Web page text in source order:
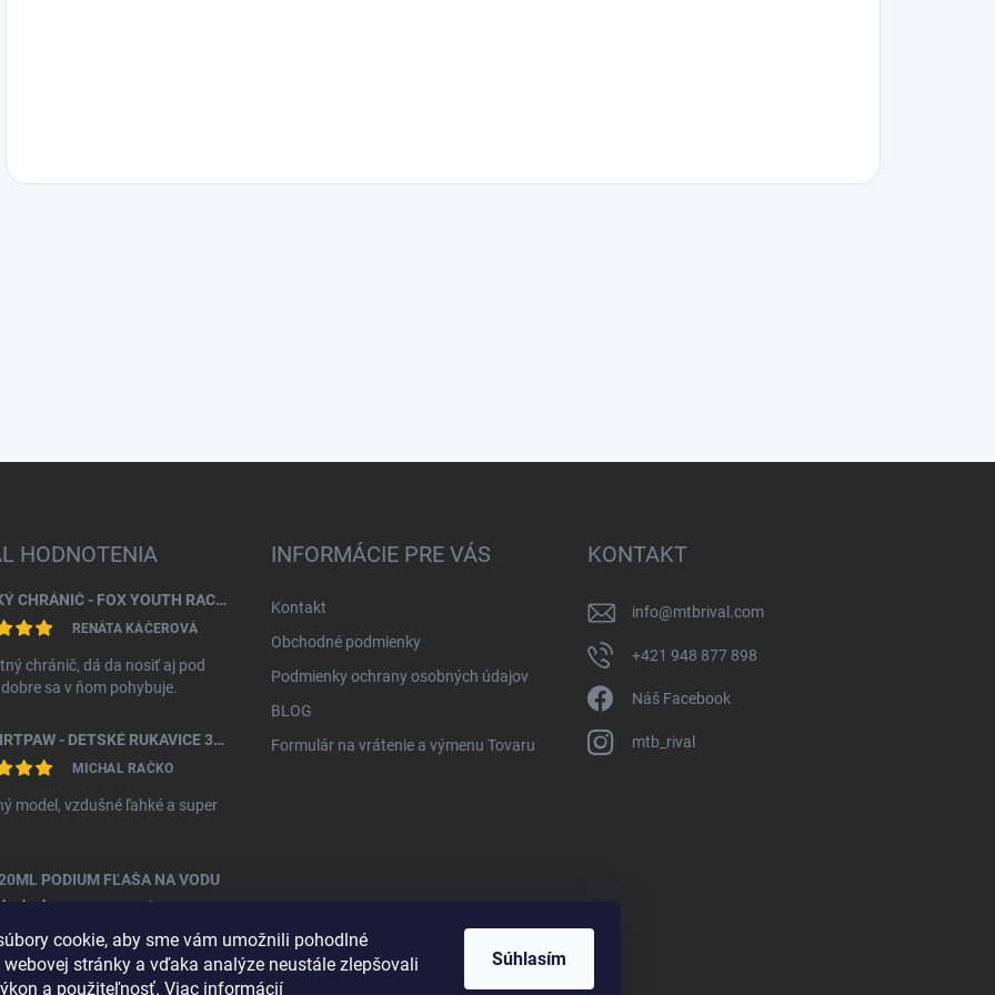
cookie, aby sme vám umožnili pohodlné
stránky a vďaka analýze neustále zlepšovali
a použiteľnosť. Viac informácií
Súhlasím
HODNOTENIA
DETSKÝ CHRÁNIČ - FOX YOUTH RACEFRAME IMPACT CE CHEST GUARD
RENÁTA KÁČEROVÁ
chránič, dá da nosiť aj pod
sa v ňom pohybuje.
FOX DIRTPAW - DETSKÉ RUKAVICE 3 - 5 ROKOV
MICHAL RAČKO
model, vzdušné ľahké a super
PODIUM FĽAŠA NA VODU
fľáša za vyššiu cenu
INFORMÁCIE PRE VÁS
Kontakt
Obchodné podmienky
Podmienky ochrany osobných údajov
BLOG
Formulár na vrátenie a výmenu Tovaru
KONTAKT
info@mtbrival.com
+421 948 877 898
Náš Facebook
mtb_rival